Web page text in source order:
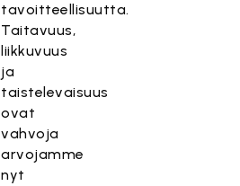
tavoitteellisuutta.
Taitavuus,
liikkuvuus
ja
taistelevaisuus
ovat
vahvoja
arvojamme
nyt